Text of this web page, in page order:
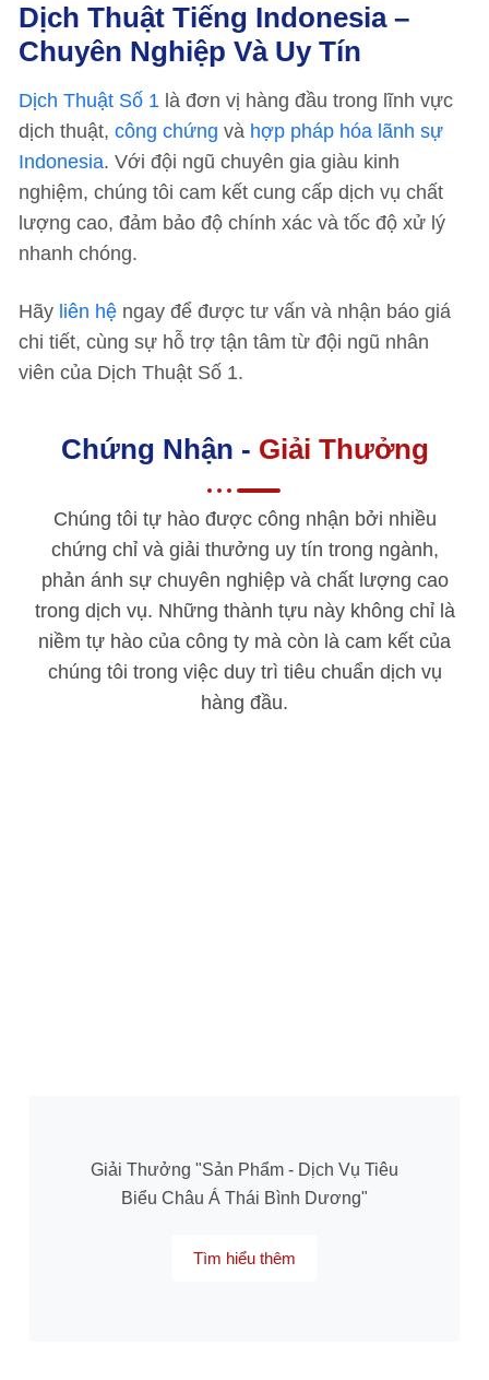
Dịch Thuật Tiếng Indonesia –
Chuyên Nghiệp Và Uy Tín
Dịch Thuật Số 1 là đơn vị hàng đầu trong lĩnh vực
dịch thuật, công chứng và hợp pháp hóa lãnh sự
Indonesia. Với đội ngũ chuyên gia giàu kinh
nghiệm, chúng tôi cam kết cung cấp dịch vụ chất
lượng cao, đảm bảo độ chính xác và tốc độ xử lý
nhanh chóng.
Hãy liên hệ ngay để được tư vấn và nhận báo giá
chi tiết, cùng sự hỗ trợ tận tâm từ đội ngũ nhân
viên của Dịch Thuật Số 1.
Chứng Nhận - Giải Thưởng
Chúng tôi tự hào được công nhận bởi nhiều
chứng chỉ và giải thưởng uy tín trong ngành,
phản ánh sự chuyên nghiệp và chất lượng cao
trong dịch vụ. Những thành tựu này không chỉ là
niềm tự hào của công ty mà còn là cam kết của
chúng tôi trong việc duy trì tiêu chuẩn dịch vụ
hàng đầu.
Giải Thưởng "Sản Phẩm - Dịch Vụ Tiêu
Biểu Châu Á Thái Bình Dương"
Tìm hiểu thêm